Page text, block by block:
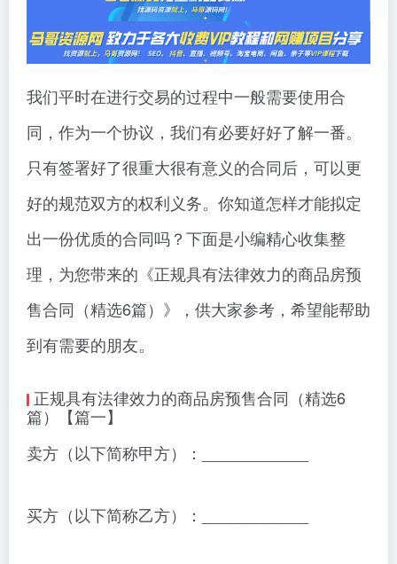
我们平时在进行交易的过程中一般需要使用合
同，作为一个协议，我们有必要好好了解一番。
只有签署好了很重大很有意义的合同后，可以更
好的规范双方的权利义务。你知道怎样才能拟定
出一份优质的合同吗？下面是小编精心收集整
理，为您带来的《正规具有法律效力的商品房预
售合同（精选6篇）》，供大家参考，希望能帮助
到有需要的朋友。
正规具有法律效力的商品房预售合同（精选6
篇）【篇一】
卖方（以下简称甲方）：____________
买方（以下简称乙方）：____________